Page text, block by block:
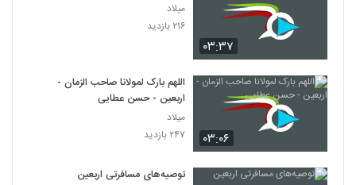
۰۳:۳۷
میلاد
۲۱۶ بازدید
۰۳:۰۶
اللهم بارک لمولانا صاحب الزمان -
اربعین - حسن عطایی
میلاد
۲۴۷ بازدید
توصیه‌های مسافرتی اربعین